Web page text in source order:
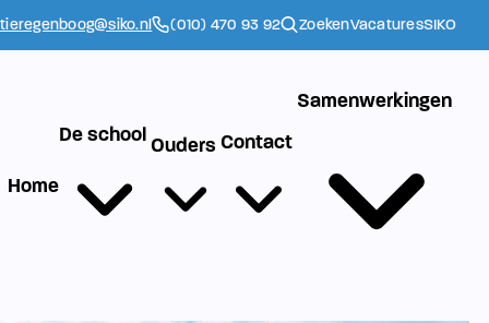
(010) 470 93 92 ZoekenVacaturesSIKO
Home
De school Ouders Contact
Samenwerkingen